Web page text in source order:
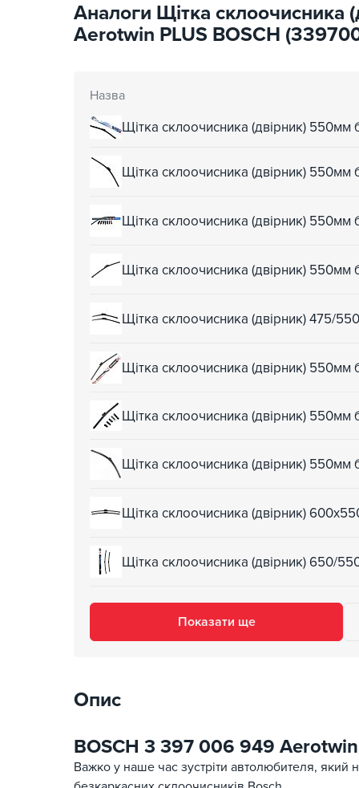
Аналоги Щітка склоочисника
Aerotwin PLUS BOSCH
Назва
Щітка склоочисника (двірник) 550мм
Щітка склоочисника (двірник) 550мм
Щітка склоочисника (двірник) 550мм
Щітка склоочисника (двірник)
Щітка склоочисника (двірник) 475/
Щітка склоочисника (двірник) 550мм
Щітка склоочисника (двірник)
Щітка склоочисника (двірник) 550мм
Щітка склоочисника (двірник)
Щітка склоочисника (двірник) 650/
Показати ще
Опис
BOSCH 3 397 006 949
Важко у наше час зустріти автолюбителя, який